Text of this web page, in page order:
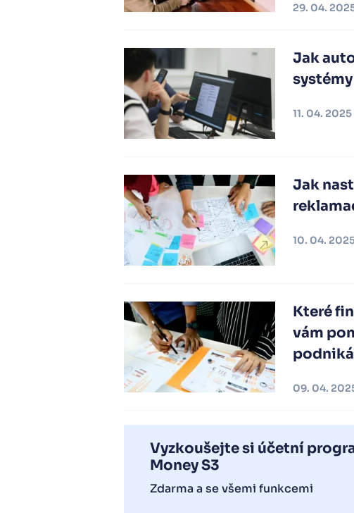
29. 04.
Jak
11. 04. 2025
Jak
10. 04.
Které
vám
09. 04.
Vyzkoušejte si účetní
Money S3
Zdarma a se všemi funkcemi